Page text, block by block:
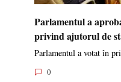
Parlamentul a
privind ajutorul de
Parlamentul a votat în
0